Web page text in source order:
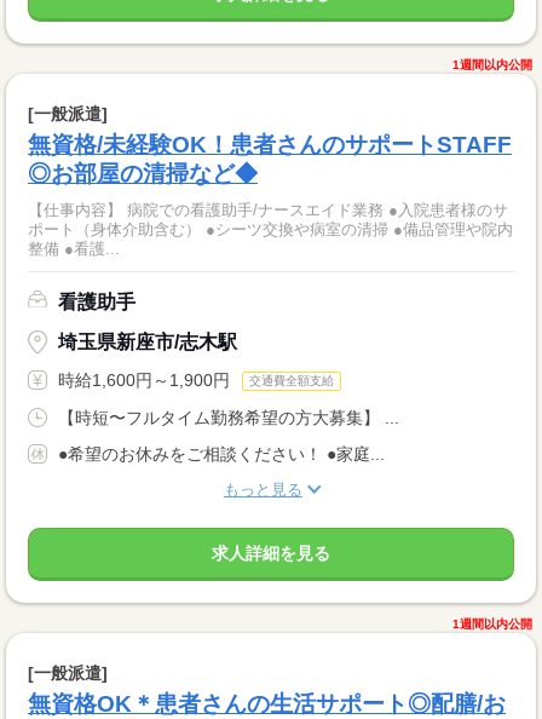
1週間以内公開
[一般派遣]
無資格/未経験OK！患者さんのサポートSTAFF
◎お部屋の清掃など◆
【仕事内容】 病院での看護助手/ナースエイド業務 ●入院患者様のサ
ポート（身体介助含む） ●シーツ交換や病室の清掃 ●備品管理や院内
整備 ●看護...
看護助手
埼玉県新座市/志木駅
時給1,600円～1,900円 交通費全額支給
【時短〜フルタイム勤務希望の方大募集】 ...
●希望のお休みをご相談ください！ ●家庭...
もっと見る
求人詳細を見る
1週間以内公開
[一般派遣]
無資格OK＊患者さんの生活サポート◎配膳/お